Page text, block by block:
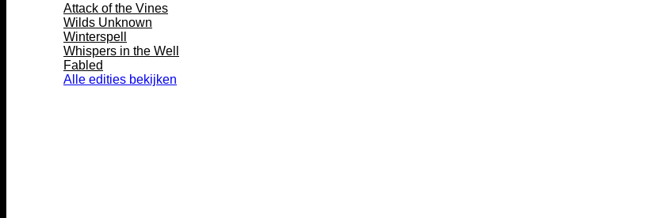
Attack of the Vines
Wilds Unknown
Winterspell
Whispers in the Well
Fabled
Alle edities bekijken